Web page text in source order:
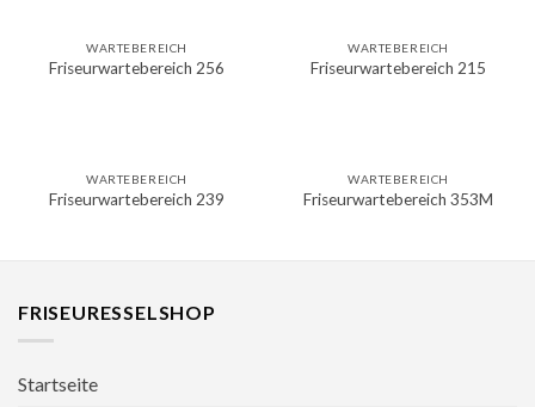
WARTEBEREICH
Friseurwartebereich 256
WARTEBEREICH
Friseurwartebereich 215
WARTEBEREICH
Friseurwartebereich 239
WARTEBEREICH
Friseurwartebereich 353M
FRISEURESSELSHOP
Startseite